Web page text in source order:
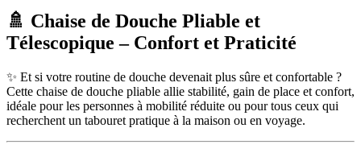
🚿 Chaise de Douche Pliable et
Télescopique – Confort et Praticité
✨ Et si votre routine de douche devenait plus sûre et confortable ?
Cette chaise de douche pliable allie stabilité, gain de place et confort,
idéale pour les personnes à mobilité réduite ou pour tous ceux qui
recherchent un tabouret pratique à la maison ou en voyage.